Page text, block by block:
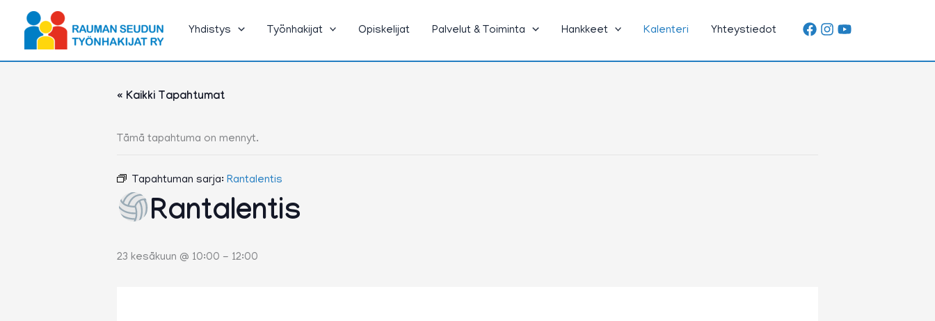
sisältöön
Yhdistys
Työnhakijat Opiskelijat Palvelut & Toiminta Hankkeet Kalenteri Yhteystiedot
« Kaikki Tapahtumat
Tämä tapahtuma on mennyt.
Tapahtuman sarja: Rantalentis
Rantalentis
23 kesäkuun @ 10:00 - 12:00